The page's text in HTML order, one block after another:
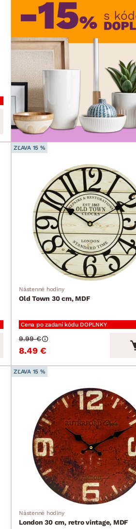
ZĽAVA 15 %
Nástenné hodiny
Old Town 30 cm, MDF
Cena po zadaní kódu DOPLNKY
8.49 €
9.99 €
ZĽAVA 15 %
Nástenné hodiny
London 30 cm, retro vintage, MDF